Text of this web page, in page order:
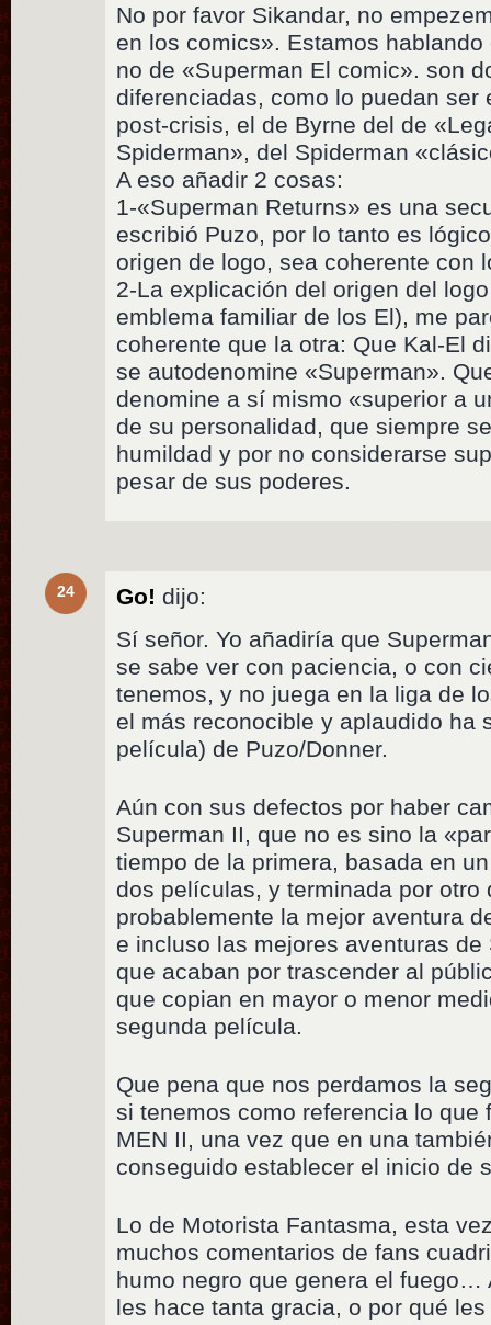
No por favor Sikandar, no
en los comics». Estamos
no de «Superman El comic». son
diferenciadas, como lo puedan ser
post-crisis, el de Byrne del de
Spiderman», del Spiderman
A eso añadir 2 cosas:
1-«Superman Returns» es una
escribió Puzo, por lo tanto es
origen de logo, sea coherente con
2-La explicación del origen del
emblema familiar de los El), me
coherente que la otra: Que Kal-El
se autodenomine «Superman».
denomine a sí mismo «superior a
de su personalidad, que siempre
humildad y por no considerarse
pesar de sus poderes.
24 Go! dijo:
Sí señor. Yo añadiría que
se sabe ver con paciencia, o con
tenemos, y no juega en la liga de
el más reconocible y aplaudido ha
película) de Puzo/Donner.
Aún con sus defectos por haber
Superman II, que no es sino la
tiempo de la primera, basada en
dos películas, y terminada por otro
probablemente la mejor aventura
e incluso las mejores aventuras
que acaban por trascender al
que copian en mayor o menor
segunda película.
Que pena que nos perdamos la
si tenemos como referencia lo que
MEN II, una vez que en una
conseguido establecer el inicio de
Lo de Motorista Fantasma, esta
muchos comentarios de fans
humo negro que genera el fuego…
les hace tanta gracia, o por qué